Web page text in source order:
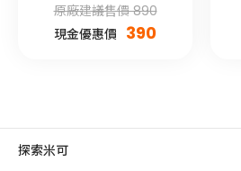
原廠建議售價 890
現金優惠價 390
探索米可